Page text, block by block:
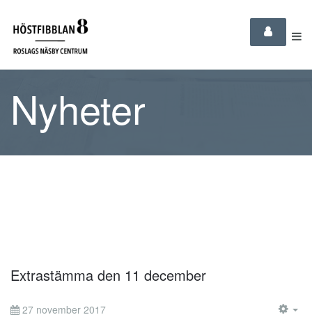
Nyheter
Extrastämma den 11 december
27 november 2017